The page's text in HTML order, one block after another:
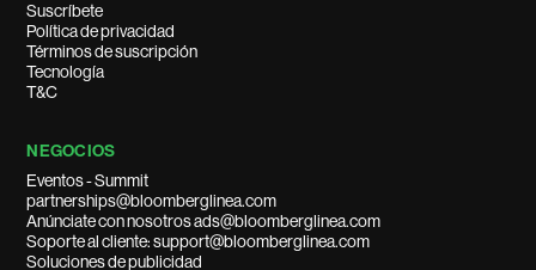
Suscríbete
Política de privacidad
Términos de suscripción
Tecnología
T&C
NEGOCIOS
Eventos - Summit
partnerships@bloomberglinea.com
Anúnciate con nosotros ads@bloomberglinea.com
Soporte al cliente: support@bloomberglinea.com
Soluciones de publicidad